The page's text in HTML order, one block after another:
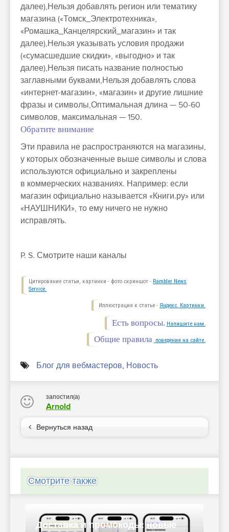
далее),Нельзя добавлять регион или тематику
магазина («Томск_Электротехника»,
«Ромашка_Канцелярский_магазин» и так
далее),Нельзя указывать условия продажи
(«сумасшедшие скидки», «выгодно» и так
далее),Нельзя писать название полностью
заглавными буквами,Нельзя добавлять слова
«интернет-магазин», «магазин» и другие лишние
фразы и символы,Оптимальная длина — 50‑60
символов, максимальная — 150.
Обратите внимание
Эти правила не распространяются на магазины,
у которых обозначенные выше символы и слова
используются официально и закреплены
в коммерческих названиях. Например: если
магазин официально называется «Книги.ру» или
«НАУШНИКИ», то ему ничего не нужно
исправлять.
P. S. Смотрите наши каналы
Цитирование статьи, картинки - фото скриншот - Rambler News
Service.
Иллюстрация к статье - Яндекс. Картинки.
Есть вопросы. Напишите нам.
Общие правила поведения на сайте.
Блог для вебмастеров, Новость
запостил(а)
Arnold
Вернуться назад
Смотрите также